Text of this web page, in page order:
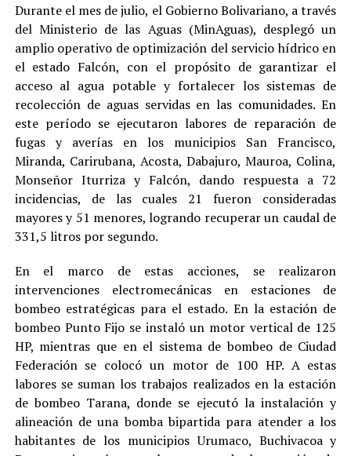
Durante el mes de julio, el Gobierno Bolivariano, a través
del Ministerio de las Aguas (MinAguas), desplegó un
amplio operativo de optimización del servicio hídrico en
el estado Falcón, con el propósito de garantizar el
acceso al agua potable y fortalecer los sistemas de
recolección de aguas servidas en las comunidades. En
este período se ejecutaron labores de reparación de
fugas y averías en los municipios San Francisco,
Miranda, Carirubana, Acosta, Dabajuro, Mauroa, Colina,
Monseñor Iturriza y Falcón, dando respuesta a 72
incidencias, de las cuales 21 fueron consideradas
mayores y 51 menores, logrando recuperar un caudal de
331,5 litros por segundo.
En el marco de estas acciones, se realizaron
intervenciones electromecánicas en estaciones de
bombeo estratégicas para el estado. En la estación de
bombeo Punto Fijo se instaló un motor vertical de 125
HP, mientras que en el sistema de bombeo de Ciudad
Federación se colocó un motor de 100 HP. A estas
labores se suman los trabajos realizados en la estación
de bombeo Tarana, donde se ejecutó la instalación y
alineación de una bomba bipartida para atender a los
habitantes de los municipios Urumaco, Buchivacoa y